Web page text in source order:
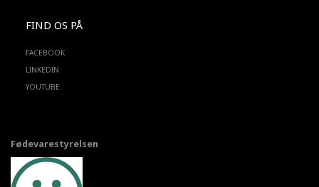
FIND OS PÅ
FACEBOOK
LINKEDIN
YOUTUBE
Fødevarestyrelsen